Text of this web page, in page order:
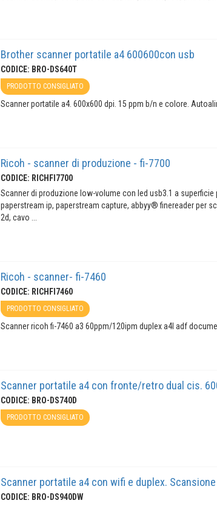
Brother scanner portatile a4 600600con usb
CODICE: BRO-DS640T
PRODOTTO CONSIGLIATO
Scanner portatile a4. 600x600 dpi. 15 ppm b/n e colore.
Ricoh - scanner di produzione - fi-7700
CODICE: RICHFI7700
Scanner di produzione low-volume con led usb3.1 a
paperstream ip, paperstream capture, abbyy® finereader per
2d, cavo ...
Ricoh - scanner- fi-7460
CODICE: RICHFI7460
PRODOTTO CONSIGLIATO
Scanner ricoh fi-7460 a3 60ppm/120ipm duplex a4l adf
Scanner portatile a4 con fronte/retro dual cis.
CODICE: BRO-DS740D
PRODOTTO CONSIGLIATO
Scanner portatile a4 con wifi e duplex.
CODICE: BRO-DS940DW